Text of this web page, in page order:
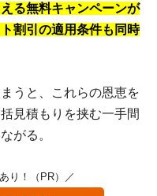
る無料キャンペーンが
割引の適用条件も同時
うと、これらの恩恵を
見積もりを挟む一手間
がる。
り！（PR）／